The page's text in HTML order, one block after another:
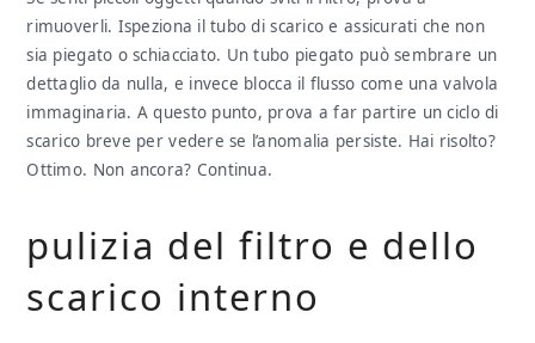
rimuoverli. Ispeziona il tubo di scarico e assicurati che non
sia piegato o schiacciato. Un tubo piegato può sembrare un
dettaglio da nulla, e invece blocca il flusso come una valvola
immaginaria. A questo punto, prova a far partire un ciclo di
scarico breve per vedere se l’anomalia persiste. Hai risolto?
Ottimo. Non ancora? Continua.
pulizia del filtro e dello
scarico interno